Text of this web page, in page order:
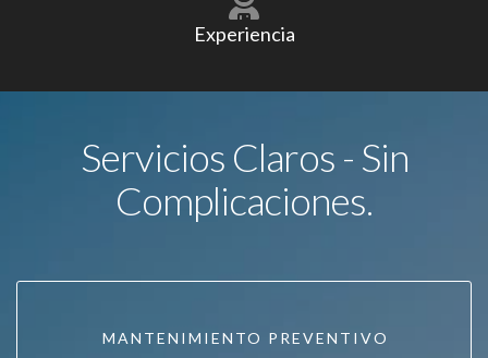
Experiencia
Servicios Claros - Sin
Complicaciones.
MANTENIMIENTO PREVENTIVO